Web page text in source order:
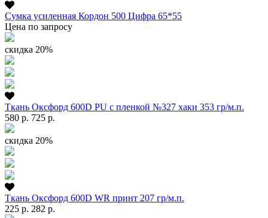
Сумка усиленная Кордон 500 Цифра 65*55
Цена по запросу
скидка 20%
Ткань Оксфорд 600D PU с пленкой №327 хаки 353 гр/м.п.
580 р. 725 р.
скидка 20%
Ткань Оксфорд 600D WR принт 207 гр/м.п.
225 р. 282 р.